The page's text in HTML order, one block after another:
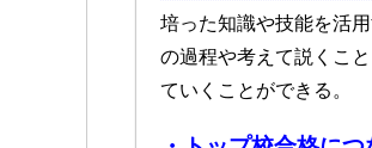
培った知識や技能を活
の過程や考えて説くこ
ていくことができる。